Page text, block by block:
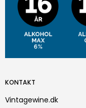
KONTAKT
Vintagewine.dk